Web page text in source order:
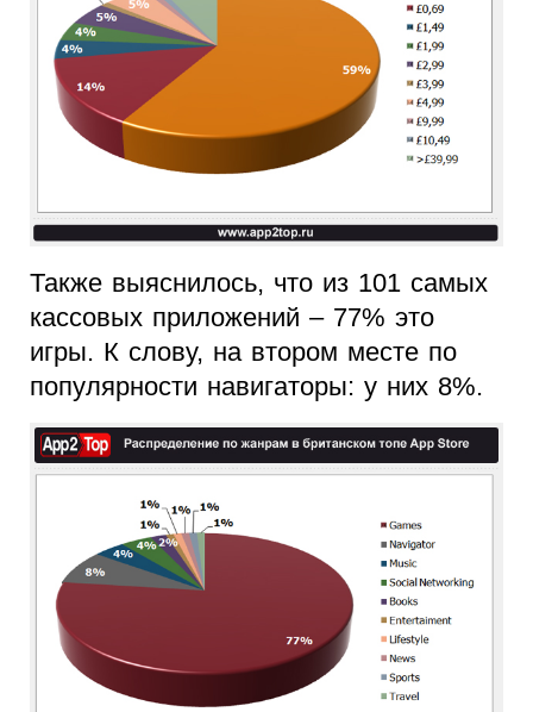
Также выяснилось, что из 101 самых
кассовых приложений – 77% это
игры. К слову, на втором месте по
популярности навигаторы: у них 8%.